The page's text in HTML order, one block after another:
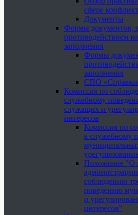
сфере
Документы
Формы документов,
противодействием
заполнения
Формы
заполнения
СПО
Комиссия по
служебному
служащих и
интересов
Комиссия по
к служебному
Положение "О
соблюдению
поведению
и
интересов"